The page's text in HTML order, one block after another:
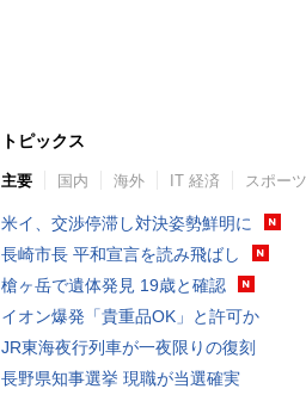
トピックス
主要 国内 海外 IT 経済 スポーツ
米イ、交渉停滞し対決姿勢鮮明に
長崎市長 平和宣言を読み飛ばし
槍ヶ岳で遺体発見 19歳と確認
イオン爆発「貴重品OK」と許可か
JR東海夜行列車が一夜限りの復刻
長野県知事選挙 現職が当選確実